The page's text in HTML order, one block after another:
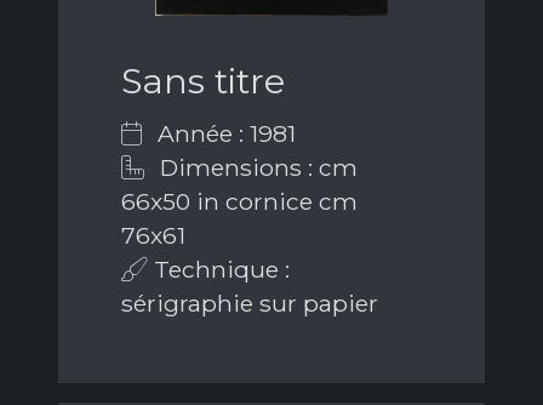
Sans titre
Année : 1981
Dimensions : cm
66x50 in cornice cm
76x61
Technique :
sérigraphie sur papier